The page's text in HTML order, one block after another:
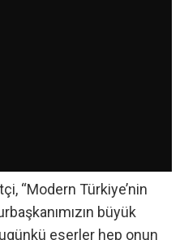
“Modern Türkiye’nin
büyük
eserler hep onun